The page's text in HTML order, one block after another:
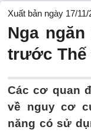
Xuất bản ngày 17/
Nga
trước Thế
Các cơ quan
về nguy cơ
năng có sử